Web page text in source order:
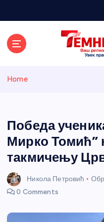
Home
Победа
Мирко Томић”
такмичењу
Никола Петровић
0 Comments